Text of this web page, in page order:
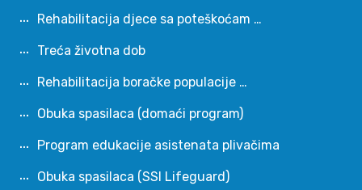
Rehabilitacija djece sa poteškoćam …
Treća životna dob
Rehabilitacija boračke populacije …
Obuka spasilaca (domaći program)
Program edukacije asistenata plivačima
Obuka spasilaca (SSI Lifeguard)